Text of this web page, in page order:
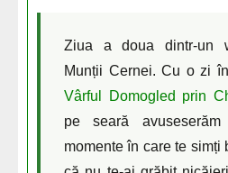
Ziua a doua dintr-un
Munții Cernei. Cu o zi
Vârful Domogled prin
pe seară
momente în care te simți